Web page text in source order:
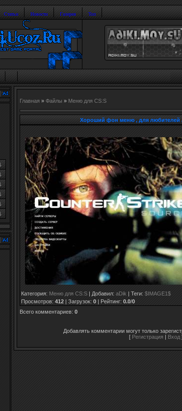
Статьи Новости Галерея Топ
Главная » Файлы » Меню для CS:S
Хороший фон меню , для любителей
Категория: Меню для CS:S | Добавил: aDik | Теги: $IMAGE1$
Просмотров: 412 | Загрузок: 0 | Рейтинг: 0.0/0
Всего комментариев: 0
Добавлять комментарии могут только
[ Регистрация | Вход